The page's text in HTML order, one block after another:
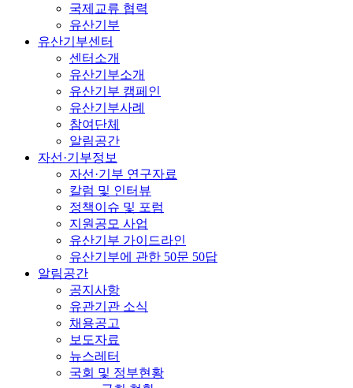
국제교류 협력
유산기부
유산기부센터
센터소개
유산기부소개
유산기부 캠페인
유산기부사례
참여단체
알림공간
자선·기부정보
자선·기부 연구자료
칼럼 및 인터뷰
정책이슈 및 포럼
지원공모 사업
유산기부 가이드라인
유산기부에 관한 50문 50답
알림공간
공지사항
유관기관 소식
채용공고
보도자료
뉴스레터
국회 및 정부현황